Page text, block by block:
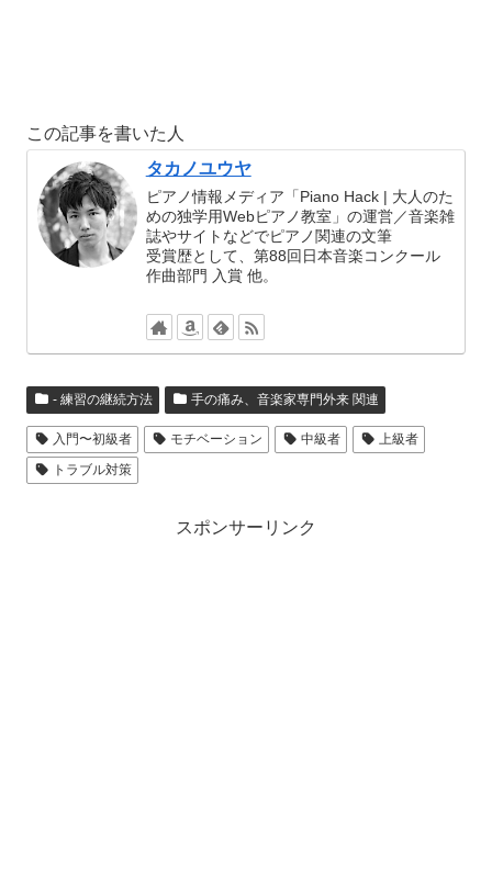
この記事を書いた人
タカノユウヤ
ピアノ情報メディア「Piano Hack | 大人のた
めの独学用Webピアノ教室」の運営／音楽雑
誌やサイトなどでピアノ関連の文筆
受賞歴として、第88回日本音楽コンクール
作曲部門 入賞 他。
- 練習の継続方法 手の痛み、音楽家専門外来 関連
入門〜初級者 モチベーション 中級者
上級者
トラブル対策
スポンサーリンク